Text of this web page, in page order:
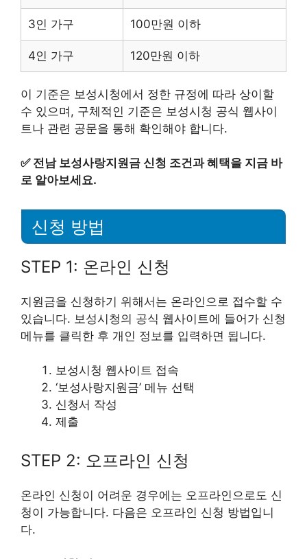
3인 가구 100만원 이하
4인 가구 120만원 이하
이 기준은 보성시청에서 정한 규정에 따라 상이할
수 있으며, 구체적인 기준은 보성시청 공식 웹사이
트나 관련 공문을 통해 확인해야 합니다.
✅ 전남 보성사랑지원금 신청 조건과 혜택을 지금 바
로 알아보세요.
신청 방법
STEP 1: 온라인 신청
지원금을 신청하기 위해서는 온라인으로 접수할 수
있습니다. 보성시청의 공식 웹사이트에 들어가 신청
메뉴를 클릭한 후 개인 정보를 입력하면 됩니다.
보성시청 웹사이트 접속
‘보성사랑지원금’ 메뉴 선택
신청서 작성
제출
STEP 2: 오프라인 신청
온라인 신청이 어려운 경우에는 오프라인으로도 신
청이 가능합니다. 다음은 오프라인 신청 방법입니
다.